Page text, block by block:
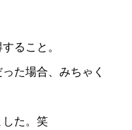
ること。
た場合、みちゃく
た。笑